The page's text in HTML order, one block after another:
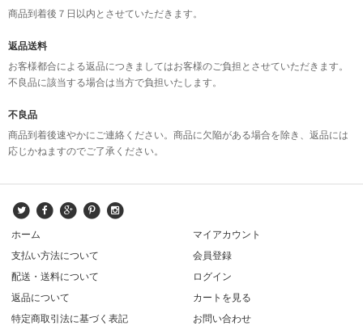
商品到着後７日以内とさせていただきます。
返品送料
お客様都合による返品につきましてはお客様のご負担とさせていただきます。
不良品に該当する場合は当方で負担いたします。
不良品
商品到着後速やかにご連絡ください。商品に欠陥がある場合を除き、返品には
応じかねますのでご了承ください。
ホーム
支払い方法について
配送・送料について
返品について
特定商取引法に基づく表記
マイアカウント
会員登録
ログイン
カートを見る
お問い合わせ